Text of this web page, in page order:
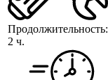
Продолжительность:
2 ч.